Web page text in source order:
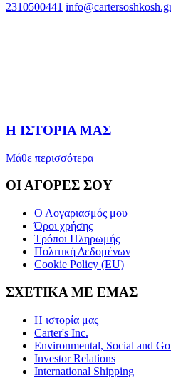
2310500441
Η ΙΣΤΟΡΙΑ ΜΑΣ
Μάθε περισσότερα
ΟΙ ΑΓΟΡΕΣ ΣΟΥ
Ο Λογαριασμός μου
Όροι χρήσης
Τρόποι Πληρωμής
Πολιτική Δεδομένων
Cookie Policy (EU)
ΣΧΕΤΙΚΑ ΜΕ ΕΜΑΣ
Η ιστορία μας
Carter's Inc.
Environmental, Social and
Investor Relations
International Shipping